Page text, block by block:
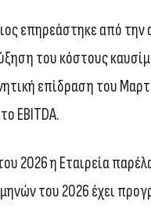
επηρεάστηκε από
του κόστους
επίδραση του
EBITDA.
2026 η Εταιρεία
του 2026 έχει